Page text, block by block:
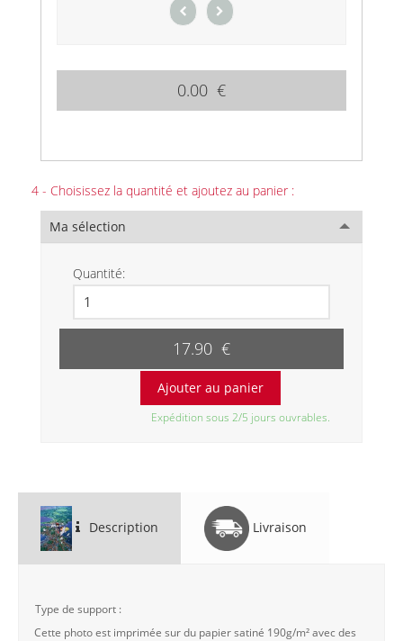
0.00 €
4 - Choisissez la quantité et ajoutez au panier :
Ma sélection
Quantité:
17.90 €
Expédition sous 2/5 jours ouvrables.
Description Livraison
Type de support :
Cette photo est imprimée sur du papier satiné 190g/m² avec des